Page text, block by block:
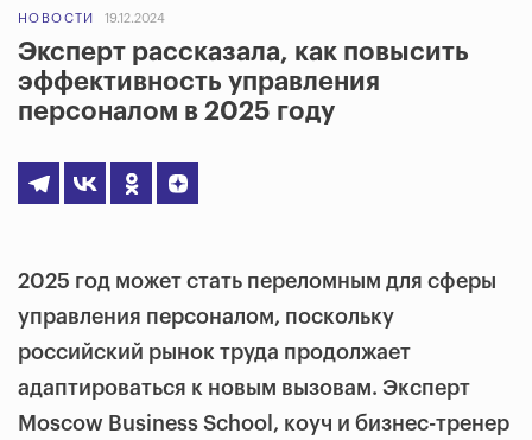
НОВОСТИ 19.12.2024
Эксперт рассказала, как повысить
эффективность управления
персоналом в 2025 году
2025 год может стать переломным для сферы
управления персоналом, поскольку
российский рынок труда продолжает
адаптироваться к новым вызовам. Эксперт
Moscow Business School, коуч и бизнес-тренер